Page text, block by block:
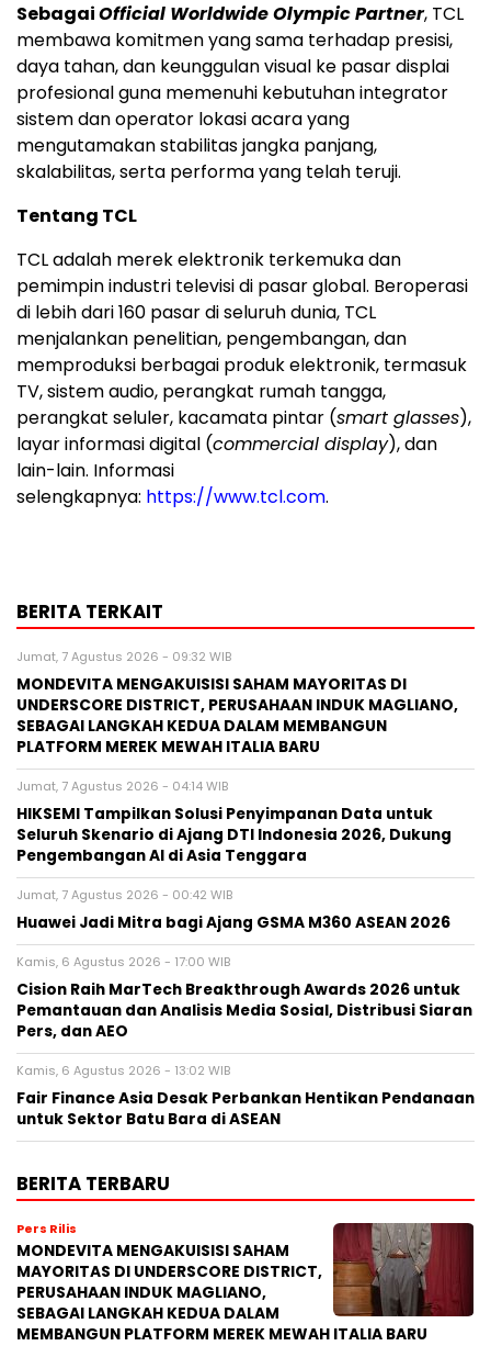
SebagaiOfficial Worldwide Olympic Partner, TCL
membawa komitmen yang sama terhadap presisi,
daya tahan, dan keunggulan visual ke pasar displai
profesional guna memenuhi kebutuhan integrator
sistem dan operator lokasi acara yang
mengutamakan stabilitas jangka panjang,
skalabilitas, serta performa yang telah teruji.
Tentang TCL
TCL adalah merek elektronik terkemuka dan
pemimpin industri televisi di pasar global. Beroperasi
di lebih dari 160 pasar di seluruh dunia, TCL
menjalankan penelitian, pengembangan, dan
memproduksi berbagai produk elektronik, termasuk
TV, sistem audio, perangkat rumah tangga,
perangkat seluler, kacamata pintar (smart glasses),
layar informasi digital (commercial display), dan
lain-lain. Informasi
selengkapnya: https://www.tcl.com.
BERITA TERKAIT
Jumat, 7 Agustus 2026 - 09:32 WIB
MONDEVITA MENGAKUISISI SAHAM MAYORITAS DI
UNDERSCORE DISTRICT, PERUSAHAAN INDUK MAGLIANO,
SEBAGAI LANGKAH KEDUA DALAM MEMBANGUN
PLATFORM MEREK MEWAH ITALIA BARU
Jumat, 7 Agustus 2026 - 04:14 WIB
HIKSEMI Tampilkan Solusi Penyimpanan Data untuk
Seluruh Skenario di Ajang DTI Indonesia 2026, Dukung
Pengembangan AI di Asia Tenggara
Jumat, 7 Agustus 2026 - 00:42 WIB
Huawei Jadi Mitra bagi Ajang GSMA M360 ASEAN 2026
Kamis, 6 Agustus 2026 - 17:00 WIB
Cision Raih MarTech Breakthrough Awards 2026 untuk
Pemantauan dan Analisis Media Sosial, Distribusi Siaran
Pers, dan AEO
Kamis, 6 Agustus 2026 - 13:02 WIB
Fair Finance Asia Desak Perbankan Hentikan Pendanaan
untuk Sektor Batu Bara di ASEAN
BERITA TERBARU
Pers Rilis
MONDEVITA MENGAKUISISI SAHAM
MAYORITAS DI UNDERSCORE DISTRICT,
PERUSAHAAN INDUK MAGLIANO,
SEBAGAI LANGKAH KEDUA DALAM
MEMBANGUN PLATFORM MEREK MEWAH ITALIA BARU